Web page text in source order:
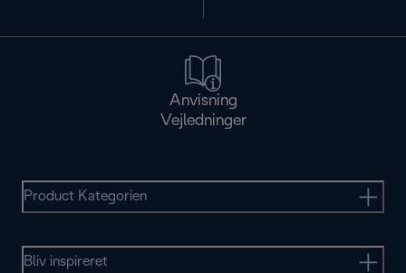
Anvisning
Vejledninger
Product Kategorien
Bliv inspireret